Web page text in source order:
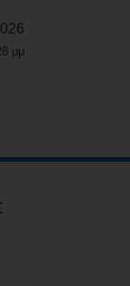
μμ